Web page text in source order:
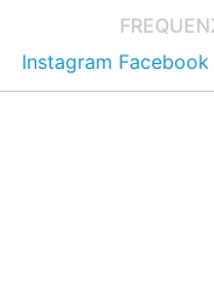
Instagram Facebook